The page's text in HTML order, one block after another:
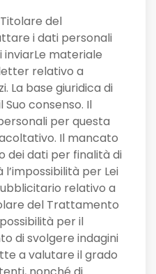
del
i dati personali
inviarLe materiale
relativo a
La base giuridica di
consenso. Il
per questa
Il mancato
dei dati per finalità di
per Lei
relativo a
del Trattamento
per il
di svolgere indagini
a valutare il grado